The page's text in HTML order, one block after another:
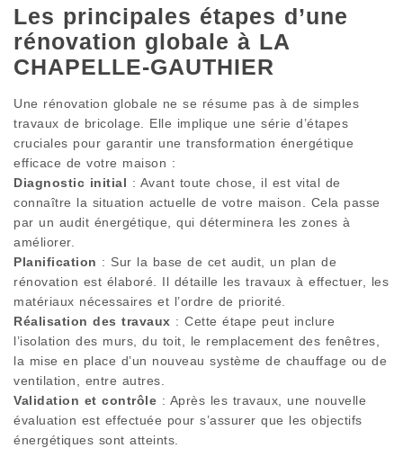
Les principales étapes d’une
rénovation globale à LA
CHAPELLE-GAUTHIER
Une rénovation globale ne se résume pas à de simples
travaux de bricolage. Elle implique une série d’étapes
cruciales pour garantir une transformation énergétique
efficace de votre maison :
Diagnostic initial : Avant toute chose, il est vital de
connaître la situation actuelle de votre maison. Cela passe
par un audit énergétique, qui déterminera les zones à
améliorer.
Planification : Sur la base de cet audit, un plan de
rénovation est élaboré. Il détaille les travaux à effectuer, les
matériaux nécessaires et l’ordre de priorité.
Réalisation des travaux : Cette étape peut inclure
l’isolation des murs, du toit, le remplacement des fenêtres,
la mise en place d’un nouveau système de chauffage ou de
ventilation, entre autres.
Validation et contrôle : Après les travaux, une nouvelle
évaluation est effectuée pour s’assurer que les objectifs
énergétiques sont atteints.